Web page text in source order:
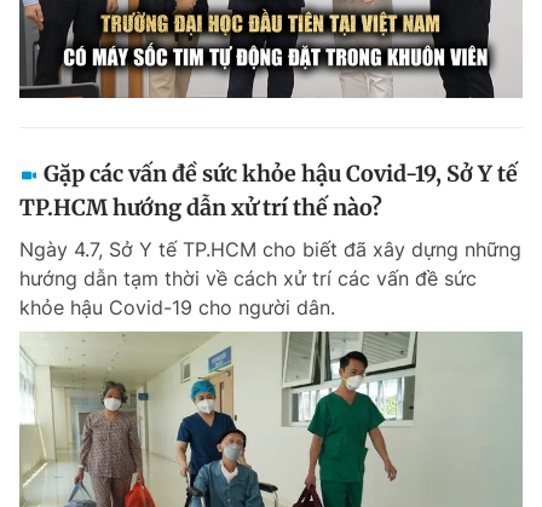
Sản phẩm khác
Tiện ích Bạn cần biết
Đọc Thanh Niên trên điện thoại
Theo dõi báo trên
Gặp các vấn đề sức khỏe hậu Covid-19, Sở Y tế
TP.HCM hướng dẫn xử trí thế nào?
Ngày 4.7, Sở Y tế TP.HCM cho biết đã xây dựng những
hướng dẫn tạm thời về cách xử trí các vấn đề sức
khỏe hậu Covid-19 cho người dân.